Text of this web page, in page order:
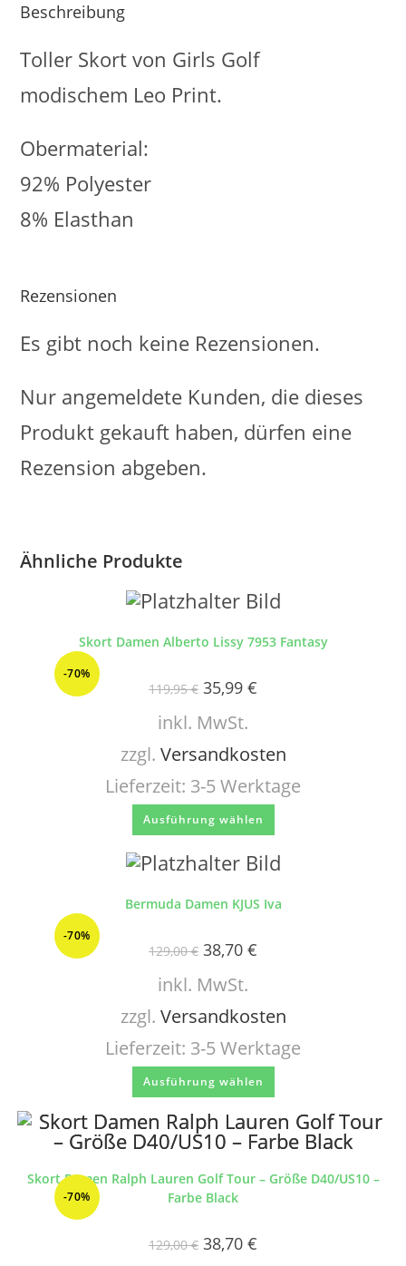
Beschreibung
Toller Skort von Girls Golf
modischem Leo Print.
Obermaterial:
92% Polyester
8% Elasthan
Rezensionen
Es gibt noch keine Rezensionen.
Nur angemeldete Kunden, die dieses
Produkt gekauft haben, dürfen eine
Rezension abgeben.
Ähnliche Produkte
-70%
Skort Damen Alberto Lissy 7953 Fantasy
119,95€ 35,99 €
inkl. MwSt.
zzgl. Versandkosten
Lieferzeit: 3-5 Werktage
Ausführung wählen
-70%
Bermuda Damen KJUS Iva
129,00€ 38,70 €
inkl. MwSt.
zzgl. Versandkosten
Lieferzeit: 3-5 Werktage
Ausführung wählen
-70%
Skort Damen Ralph Lauren Golf Tour – Größe D40/US10 –
Farbe Black
129,00€ 38,70 €